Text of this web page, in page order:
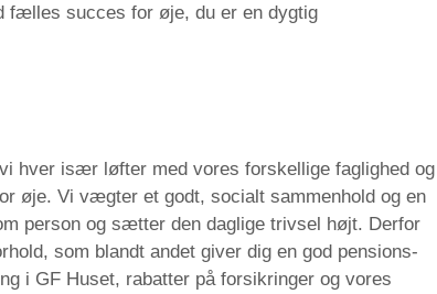
fælles succes for øje, du er en dygtig
hver især løfter med vores forskellige faglighed og
øje. Vi vægter et godt, socialt sammenhold og en
person og sætter den daglige trivsel højt. Derfor
som blandt andet giver dig en god pensions-
i GF Huset, rabatter på forsikringer og vores